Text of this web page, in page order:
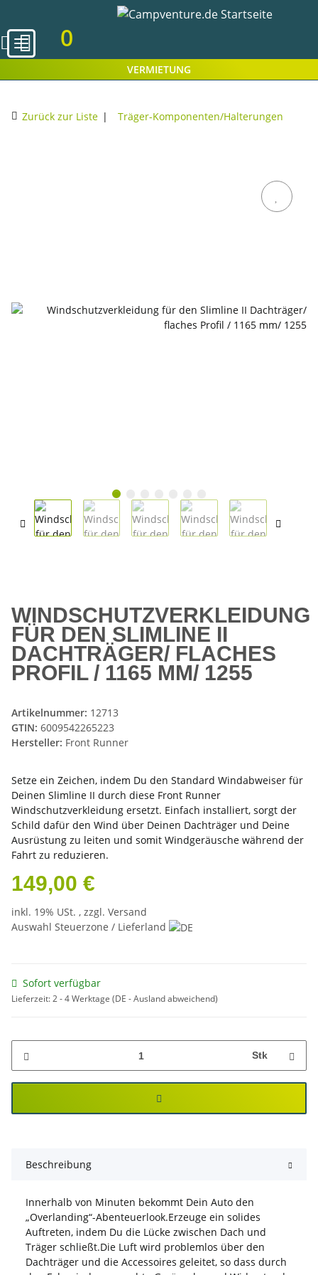
0
VERMIETUNG
Zurück zur Liste Träger-Komponenten/Halterungen
WINDSCHUTZVERKLEIDUNG
FÜR DEN SLIMLINE II
DACHTRÄGER/ FLACHES
PROFIL / 1165 MM/ 1255
Artikelnummer: 12713
GTIN: 6009542265223
Hersteller: Front Runner
Setze ein Zeichen, indem Du den Standard Windabweiser für
Deinen Slimline II durch diese Front Runner
Windschutzverkleidung ersetzt. Einfach installiert, sorgt der
Schild dafür den Wind über Deinen Dachträger und Deine
Ausrüstung zu leiten und somit Windgeräusche während der
Fahrt zu reduzieren.
149,00 €
inkl. 19% USt. , zzgl. Versand
Auswahl Steuerzone / Lieferland
Sofort verfügbar
Lieferzeit:2 - 4 Werktage (DE - Ausland abweichend)
Stk
Beschreibung
Innerhalb von Minuten bekommt Dein Auto den
„Overlanding“-Abenteuerlook.Erzeuge ein solides
Auftreten, indem Du die Lücke zwischen Dach und
Träger schließt.Die Luft wird problemlos über den
Dachträger und die Accessoires geleitet, so dass durch